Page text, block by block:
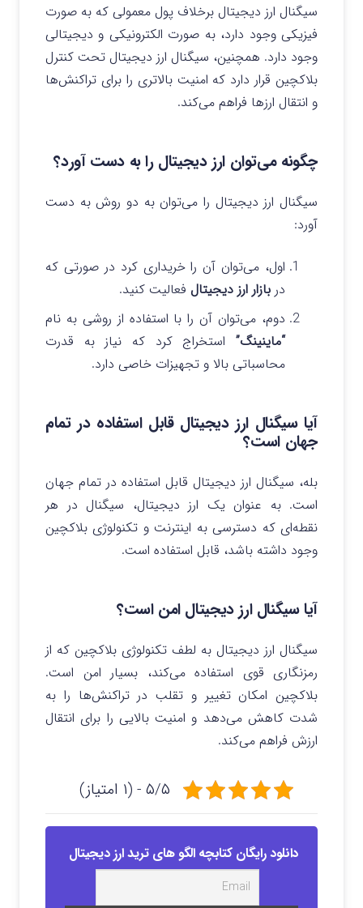
سیگنال ارز دیجیتال برخلاف پول معمولی که به صورت
فیزیکی وجود دارد، به صورت الکترونیکی و دیجیتالی
وجود دارد. همچنین، سیگنال ارز دیجیتال تحت کنترل
بلاکچین قرار دارد که امنیت بالاتری را برای تراکنش‌ها
و انتقال ارزها فراهم می‌کند.
چگونه می‌توان ارز دیجیتال را به دست آورد؟
سیگنال ارز دیجیتال را می‌توان به دو روش به دست
آورد:
اول، می‌توان آن را خریداری کرد در صورتی که
در بازار ارز دیجیتال فعالیت کنید.
دوم، می‌توان آن را با استفاده از روشی به نام
“ماینینگ” استخراج کرد که نیاز به قدرت
محاسباتی بالا و تجهیزات خاصی دارد.
آیا سیگنال ارز دیجیتال قابل استفاده در تمام
جهان است؟
بله، سیگنال ارز دیجیتال قابل استفاده در تمام جهان
است. به عنوان یک ارز دیجیتال، سیگنال در هر
نقطه‌ای که دسترسی به اینترنت و تکنولوژی بلاکچین
وجود داشته باشد، قابل استفاده است.
آیا سیگنال ارز دیجیتال امن است؟
سیگنال ارز دیجیتال به لطف تکنولوژی بلاکچین که از
رمزنگاری قوی استفاده می‌کند، بسیار امن است.
بلاکچین امکان تغییر و تقلب در تراکنش‌ها را به
شدت کاهش می‌دهد و امنیت بالایی را برای انتقال
ارزش فراهم می‌کند.
۵/۵ - (۱ امتیاز)
دانلود رایگان کتابچه الگو های ترید ارز دیجیتال